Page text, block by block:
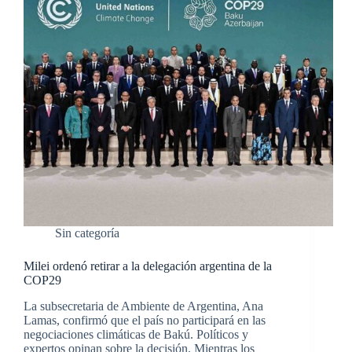
Sin categoría
Milei ordenó retirar a la delegación argentina de la
COP29
La subsecretaria de Ambiente de Argentina, Ana
Lamas, confirmó que el país no participará en las
negociaciones climáticas de Bakú. Políticos y
expertos opinan sobre la decisión. Mientras los